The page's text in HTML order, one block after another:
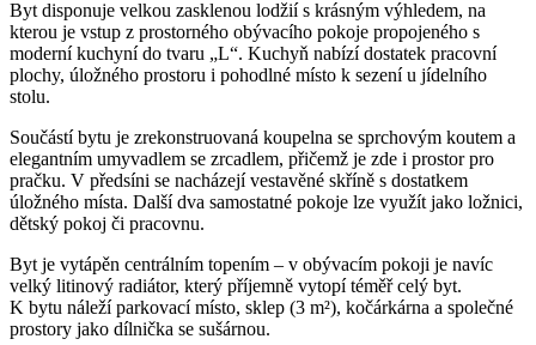
Byt disponuje velkou zasklenou lodžií s krásným výhledem, na
kterou je vstup z prostorného obývacího pokoje propojeného s
moderní kuchyní do tvaru „L“. Kuchyň nabízí dostatek pracovní
plochy, úložného prostoru i pohodlné místo k sezení u jídelního
stolu.
Součástí bytu je zrekonstruovaná koupelna se sprchovým koutem a
elegantním umyvadlem se zrcadlem, přičemž je zde i prostor pro
pračku. V předsíni se nacházejí vestavěné skříně s dostatkem
úložného místa. Další dva samostatné pokoje lze využít jako ložnici,
dětský pokoj či pracovnu.
Byt je vytápěn centrálním topením – v obývacím pokoji je navíc
velký litinový radiátor, který příjemně vytopí téměř celý byt.
K bytu náleží parkovací místo, sklep (3 m²), kočárkárna a společné
prostory jako dílnička se sušárnou.